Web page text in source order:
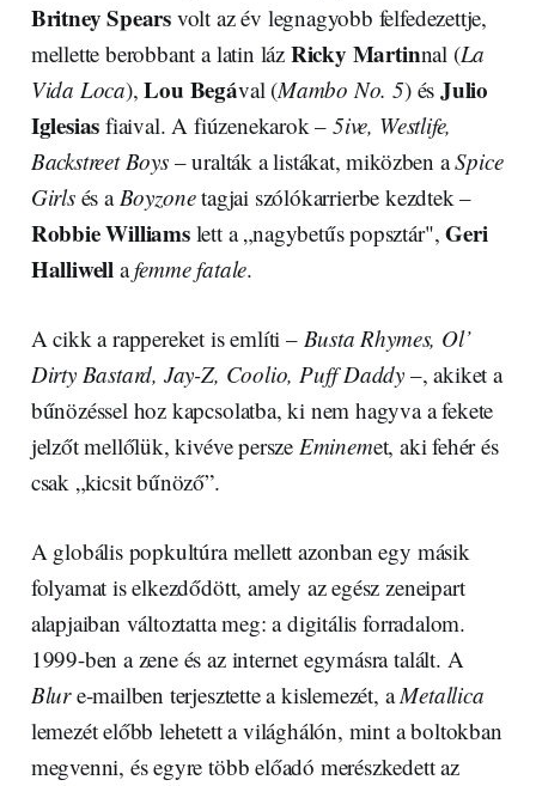
Britney Spears volt az év legnagyobb felfedezettje,
mellette berobbant a latin láz Ricky Martinnal (La
Vida Loca),Lou Begával (Mambo No. 5) és Julio
Iglesias fiaival. A fiúzenekarok –5ive, Westlife,
Backstreet Boys – uralták a listákat, miközben aSpice
Girls és aBoyzonetagjai szólókarrierbe kezdtek –
Robbie Williamslett a „nagybetűs popsztár",Geri
Halliwell afemme fatale.
A cikk a rappereket is említi – Busta Rhymes, Ol’
Dirty Bastard, Jay-Z, Coolio, Puff Daddy –, akiket a
bűnözéssel hoz kapcsolatba, ki nem hagyva a fekete
jelzőt mellőlük, kivéve persze Eminemet, aki fehér és
csak „kicsit bűnöző”.
A globális popkultúra mellett azonban egy másik
folyamat is elkezdődött, amely az egész zeneipart
alapjaiban változtatta meg: a digitális forradalom.
1999-ben a zene és az internet egymásra talált. A
Blure-mailben terjesztette a kislemezét, aMetallica
lemezét előbb lehetett a világhálón, mint a boltokban
megvenni, és egyre több előadó merészkedett az